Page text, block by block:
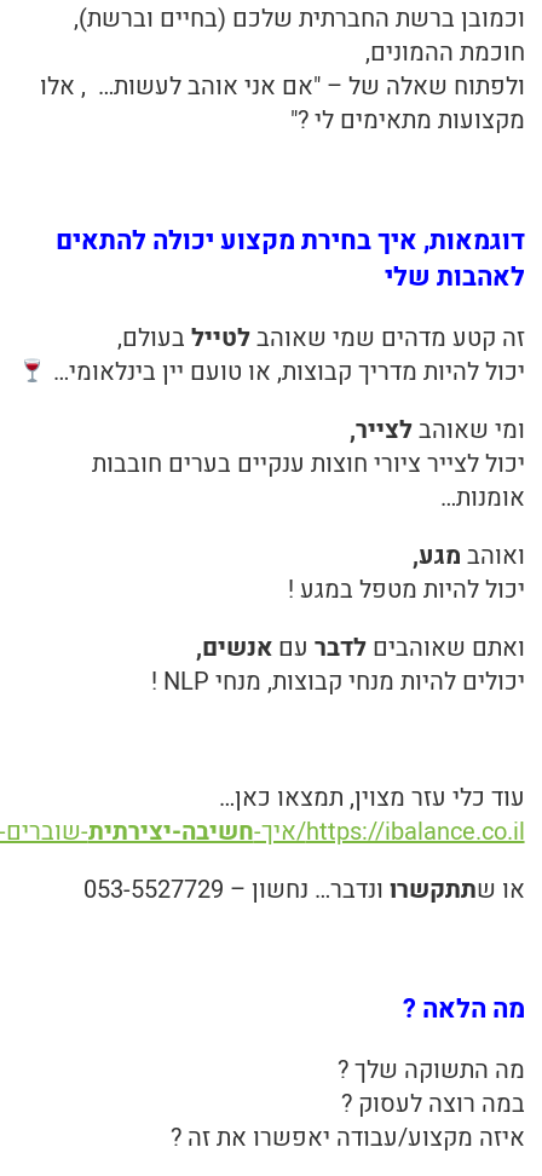
וכמובן ברשת החברתית שלכם (בחיים וברשת),
חוכמת ההמונים,
ולפתוח שאלה של – "אם אני אוהב לעשות… , אלו
מקצועות מתאימים לי ?"
דוגמאות, איך בחירת מקצוע יכולה להתאים
לאהבות שלי
זה קטע מדהים שמי שאוהבלטייל בעולם,
יכול להיות מדריך קבוצות, או טועם יין בינלאומי…
ומי שאוהבלצייר,
יכול לצייר ציורי חוצות ענקיים בערים חובבות
אומנות…
ואוהב מגע,
יכול להיות מטפל במגע !
ואתם שאוהביםלדבר עםאנשים,
יכולים להיות מנחי קבוצות, מנחי NLP !
עוד כלי עזר מצוין, תמצאו כאן…
https://ibalance.co.il/איך-
חשיבה-יצירתית-
או שתתקשרו ונדבר… נחשון – 053-5527729
מה הלאה ?
מה התשוקה שלך ?
במה רוצה לעסוק ?
איזה מקצוע/עבודה יאפשרו את זה ?